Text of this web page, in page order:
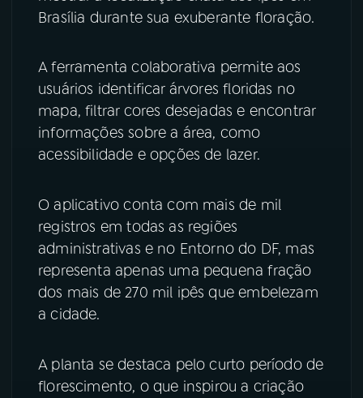
ACOMPANHE A RÁDIO NACIONAL
YouTube Facebook
TikTok
Brasília durante sua exuberante floração.
A ferramenta colaborativa permite aos
usuários identificar árvores floridas no
mapa, filtrar cores desejadas e encontrar
informações sobre a área, como
acessibilidade e opções de lazer.
O aplicativo conta com mais de mil
registros em todas as regiões
administrativas e no Entorno do DF, mas
representa apenas uma pequena fração
dos mais de 270 mil ipês que embelezam
a cidade.
A planta se destaca pelo curto período de
florescimento, o que inspirou a criação